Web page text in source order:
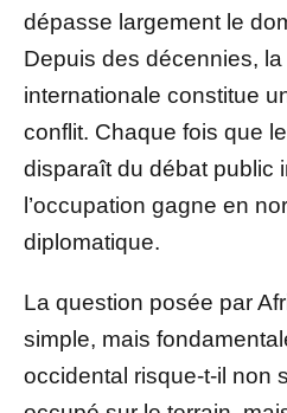
dépasse largement le
Depuis des décennies, la
internationale constitue
conflit. Chaque fois que
disparaît du débat public
l’occupation gagne en
diplomatique.
La question posée par
simple, mais
occidental risque-t-il non